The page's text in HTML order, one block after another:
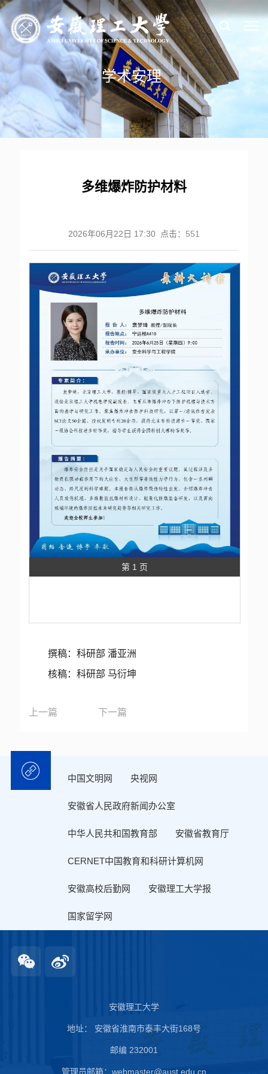
学术安理
多维爆炸防护材料
2026年06月22日 17:30 点击： 551
第 1 页
撰稿：科研部 潘亚洲
核稿：科研部 马衍坤
上一篇 下一篇
中国文明网 央视网
安徽省人民政府新闻办公室
中华人民共和国教育部 安徽省教育厅
CERNET中国教育和科研计算机网
安徽高校后勤网 安徽理工大学报
国家留学网
安徽理工大学
地址： 安徽省淮南市泰丰大街168号
邮编 232001
管理员邮箱：webmaster@aust.edu.cn